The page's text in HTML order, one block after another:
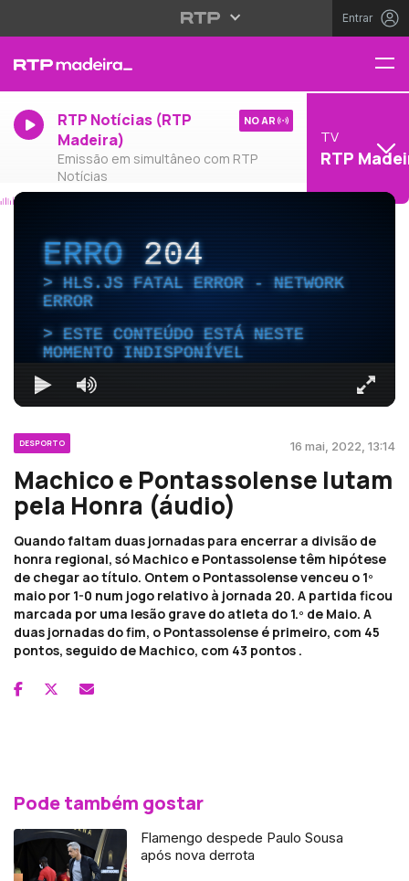
Entrar
RTP Notícias (RTP
Madeira)
Emissão em simultâneo com RTP
Notícias
NO AR
TV
RTP
ERRO204
HLS.JS FATAL ERROR - NETWORK
ERROR
ESTE CONTEÚDO ESTÁ NESTE
MOMENTO INDISPONÍVEL
DESPORTO 16 mai, 2022, 13:14
Machico e Pontassolense lutam
pela Honra (áudio)
Quando faltam duas jornadas para encerrar a divisão de
honra regional, só Machico e Pontassolense têm hipótese
de chegar ao título. Ontem o Pontassolense venceu o 1º
maio por 1-0 num jogo relativo à jornada 20. A partida ficou
marcada por uma lesão grave do atleta do 1.º de Maio. A
duas jornadas do fim, o Pontassolense é primeiro, com 45
pontos, seguido de Machico, com 43 pontos .
Pode também gostar
Flamengo despede Paulo Sousa
após nova derrota